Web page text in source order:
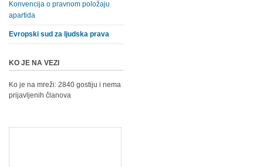
Konvencija o pravnom položaju
apartida
Evropski sud za ljudska prava
KO JE NA VEZI
Ko je na mreži: 2840 gostiju i nema
prijavljenih članova